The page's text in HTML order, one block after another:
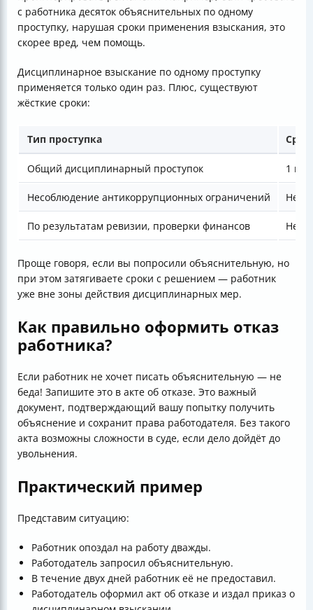
с работника десяток объяснительных по одному
проступку, нарушая сроки применения взыскания, это
скорее вред, чем помощь.
Дисциплинарное взыскание по одному проступку
применяется только один раз. Плюс, существуют
жёсткие сроки:
Тип проступка Срок
Общий дисциплинарный проступок 1
Несоблюдение антикоррупционных ограничений Не
По результатам ревизии, проверки финансов Не
Проще говоря, если вы попросили объяснительную, но
при этом затягиваете сроки с решением — работник
уже вне зоны действия дисциплинарных мер.
Как правильно оформить отказ
работника?
Если работник не хочет писать объяснительную — не
беда! Запишите это в акте об отказе. Это важный
документ, подтверждающий вашу попытку получить
объяснение и сохранит права работодателя. Без такого
акта возможны сложности в суде, если дело дойдёт до
увольнения.
Практический пример
Представим ситуацию:
Работник опоздал на работу дважды.
Работодатель запросил объяснительную.
В течение двух дней работник её не предоставил.
Работодатель оформил акт об отказе и издал приказ о